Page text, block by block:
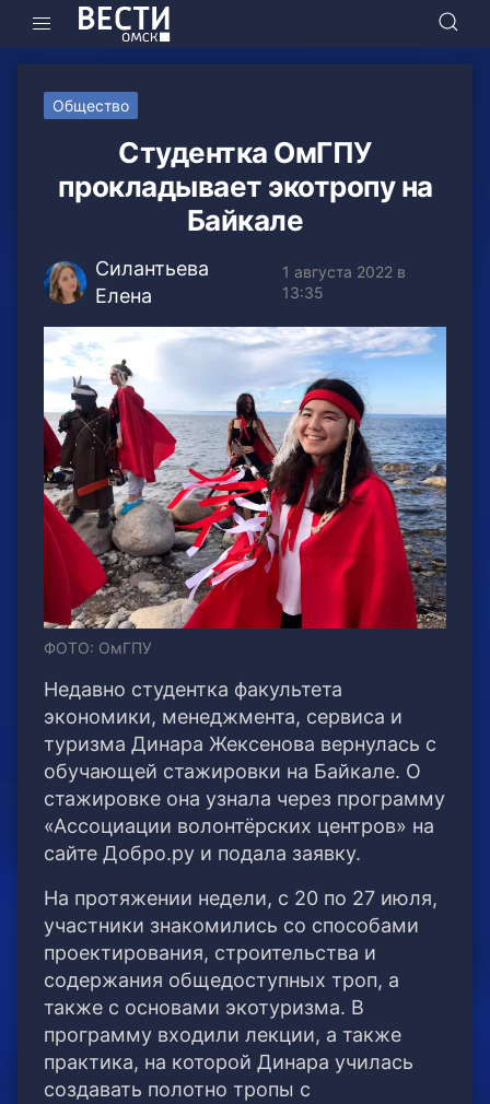
Общество
Студентка ОмГПУ
прокладывает экотропу на
Байкале
Силантьева
Елена
1 августа 2022 в
13:35
ФОТО: ОмГПУ
Недавно студентка факультета
экономики, менеджмента, сервиса и
туризма Динара Жексенова вернулась с
обучающей стажировки на Байкале. О
стажировке она узнала через программу
«Ассоциации волонтёрских центров» на
сайте Добро.ру и подала заявку.
На протяжении недели, с 20 по 27 июля,
участники знакомились со способами
проектирования, строительства и
содержания общедоступных троп, а
также с основами экотуризма. В
программу входили лекции, а также
практика, на которой Динара училась
создавать полотно тропы с